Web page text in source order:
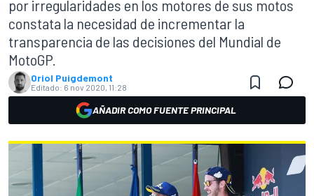
por irregularidades en los motores de sus motos
constata la necesidad de incrementar la
transparencia de las decisiones del Mundial de
MotoGP.
Oriol Puigdemont
Editado: 6 nov 2020, 11:28
AÑADIR COMO FUENTE PRINCIPAL